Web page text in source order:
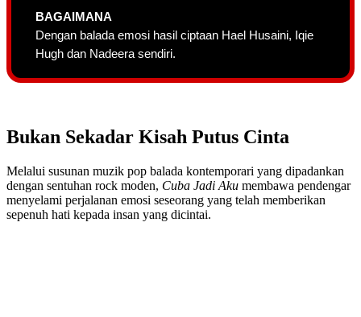
BAGAIMANA
Dengan balada emosi hasil ciptaan Hael Husaini, Iqie
Hugh dan Nadeera sendiri.
Bukan Sekadar Kisah Putus Cinta
Melalui susunan muzik pop balada kontemporari yang dipadankan
dengan sentuhan rock moden, Cuba Jadi Aku membawa pendengar
menyelami perjalanan emosi seseorang yang telah memberikan
sepenuh hati kepada insan yang dicintai.